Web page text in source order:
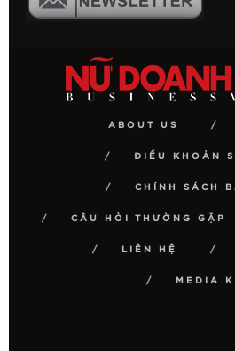
ABOUT US
ĐIỀU KHOẢN
CHÍNH SÁCH
CÂU HỎI THƯỜNG GẶP
LIÊN HỆ
MEDIA